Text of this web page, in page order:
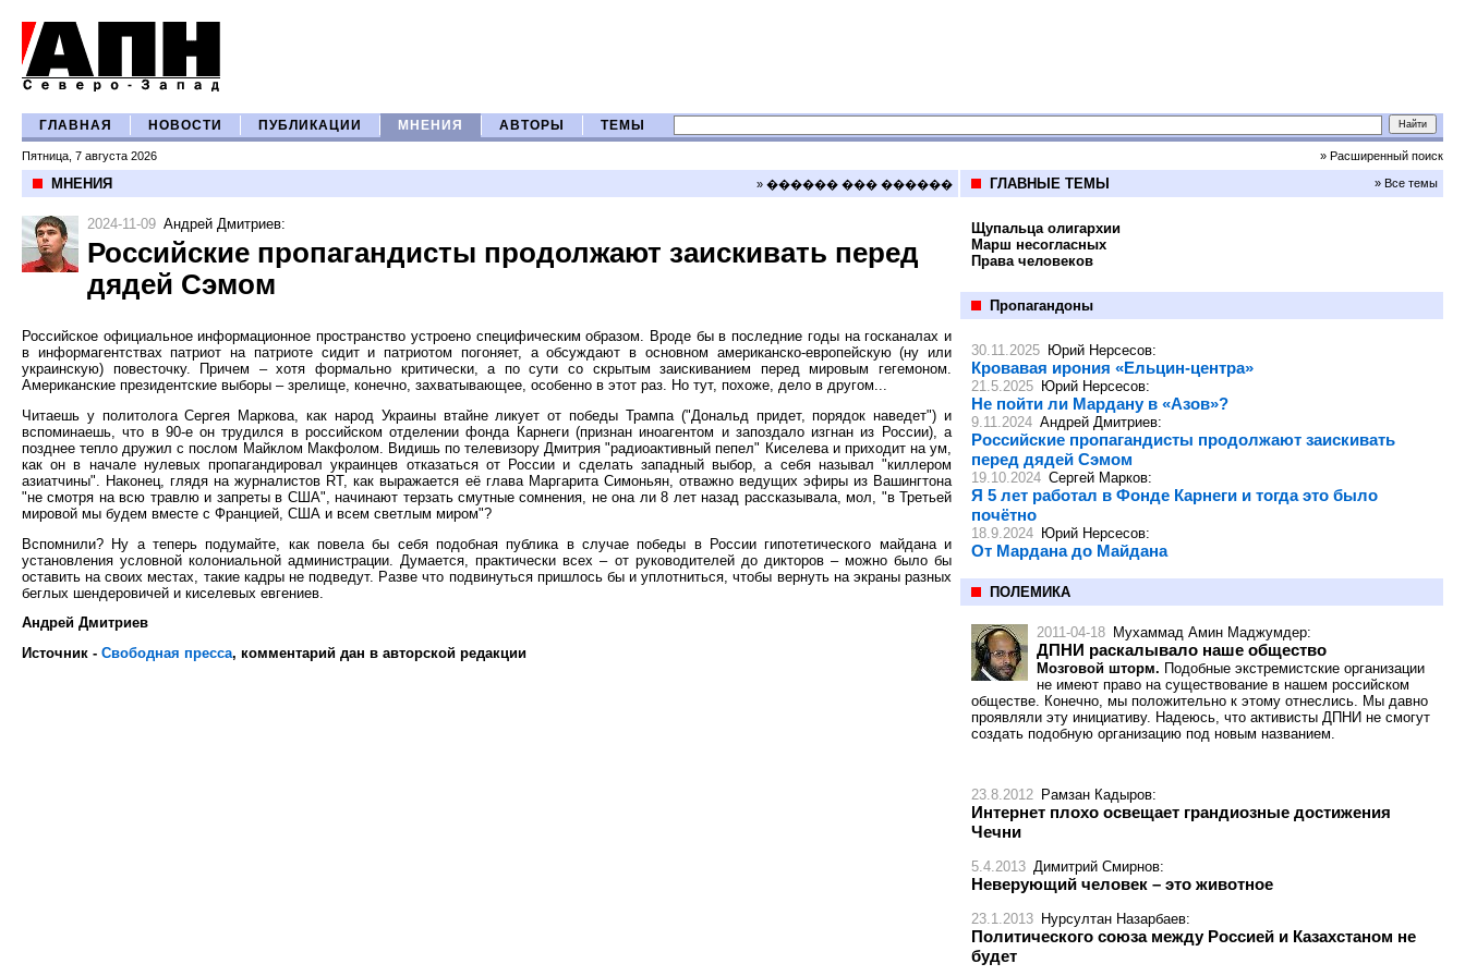
ГЛАВНАЯ НОВОСТИ ПУБЛИКАЦИИ МНЕНИЯ АВТОРЫ ТЕМЫ
Пятница, 7 августа 2026 » Расширенный поиск
МНЕНИЯ » ������ ��� ������
2024-11-09 Андрей Дмитриев:
Российские пропагандисты продолжают заискивать перед
дядей Сэмом
Российское официальное информационное пространство устроено специфическим образом. Вроде бы в последние годы на госканалах и
в информагентствах патриот на патриоте сидит и патриотом погоняет, а обсуждают в основном американско-европейскую (ну или
украинскую) повесточку. Причем – хотя формально критически, а по сути со скрытым заискиванием перед мировым гегемоном.
Американские президентские выборы – зрелище, конечно, захватывающее, особенно в этот раз. Но тут, похоже, дело в другом...
Читаешь у политолога Сергея Маркова, как народ Украины втайне ликует от победы Трампа ("Дональд придет, порядок наведет") и
вспоминаешь, что в 90-е он трудился в российском отделении фонда Карнеги (признан иноагентом и запоздало изгнан из России), а
позднее тепло дружил с послом Майклом Макфолом. Видишь по телевизору Дмитрия "радиоактивный пепел" Киселева и приходит на ум,
как он в начале нулевых пропагандировал украинцев отказаться от России и сделать западный выбор, а себя называл "киллером
азиатчины". Наконец, глядя на журналистов RT, как выражается её глава Маргарита Симоньян, отважно ведущих эфиры из Вашингтона
"не смотря на всю травлю и запреты в США", начинают терзать смутные сомнения, не она ли 8 лет назад рассказывала, мол, "в Третьей
мировой мы будем вместе с Францией, США и всем светлым миром"?
Вспомнили? Ну а теперь подумайте, как повела бы себя подобная публика в случае победы в России гипотетического майдана и
установления условной колониальной администрации. Думается, практически всех – от руководителей до дикторов – можно было бы
оставить на своих местах, такие кадры не подведут. Разве что подвинуться пришлось бы и уплотниться, чтобы вернуть на экраны разных
беглых шендеровичей и киселевых евгениев.
Андрей Дмитриев
Источник - Свободная пресса, комментарий дан в авторской редакции
ГЛАВНЫЕ ТЕМЫ » Все темы
Щупальца олигархии
Марш несогласных
Права человеков
Пропагандоны
30.11.2025 Юрий Нерсесов:
Кровавая ирония «Ельцин-центра»
21.5.2025 Юрий Нерсесов:
Не пойти ли Мардану в «Азов»?
9.11.2024 Андрей Дмитриев:
Российские пропагандисты продолжают заискивать
перед дядей Сэмом
19.10.2024 Сергей Марков:
Я 5 лет работал в Фонде Карнеги и тогда это было
почётно
18.9.2024 Юрий Нерсесов:
От Мардана до Майдана
ПОЛЕМИКА
2011-04-18 Мухаммад Амин Маджумдер:
ДПНИ раскалывало наше общество
Мозговой шторм. Подобные экстремистские организации
не имеют право на существование в нашем российском
обществе. Конечно, мы положительно к этому отнеслись. Мы давно
проявляли эту инициативу. Надеюсь, что активисты ДПНИ не смогут
создать подобную организацию под новым названием.
23.8.2012 Рамзан Кадыров:
Интернет плохо освещает грандиозные достижения
Чечни
5.4.2013 Димитрий Смирнов:
Неверующий человек – это животное
23.1.2013 Нурсултан Назарбаев:
Политического союза между Россией и Казахстаном не
будет